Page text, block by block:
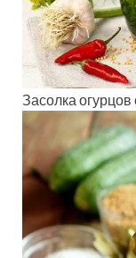
Засолка огурцов